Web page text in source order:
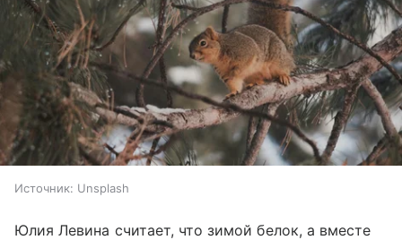
Источник: Unsplash
Юлия Левина считает, что зимой белок, а вместе